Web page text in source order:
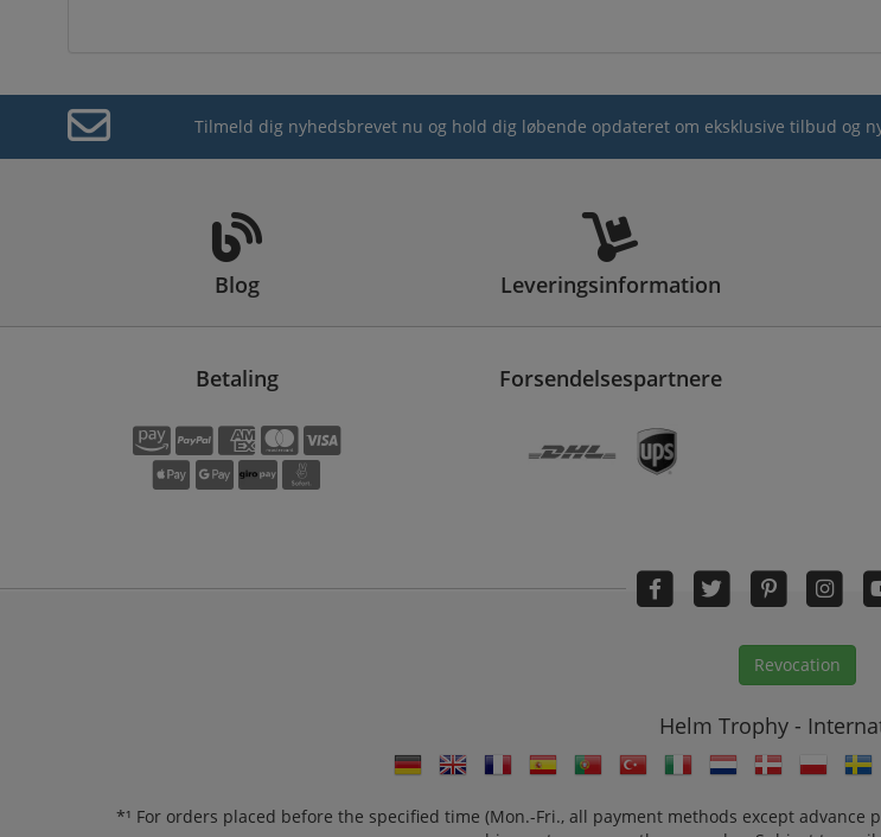
Tilmeld dig nyhedsbrevet nu og hold dig løbende opdateret om eksklusive tilbud og
Blog Leveringsinformation
Betaling Forsendelsespartnere
Revocation
Helm Trophy -
*¹ For orders placed before the specified time (Mon.-Fri., all payment methods except